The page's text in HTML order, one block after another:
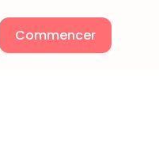
Commencer